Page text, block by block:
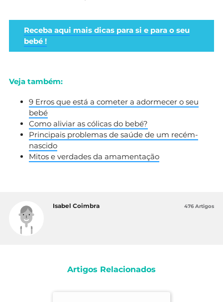
Receba aqui mais dicas para si e para o seu
bebé !
Veja também:
9 Erros que está a cometer a adormecer o seu
bebé
Como aliviar as cólicas do bebé?
Principais problemas de saúde de um recém-
nascido
Mitos e verdades da amamentação
Isabel Coimbra 476 Artigos
Artigos Relacionados